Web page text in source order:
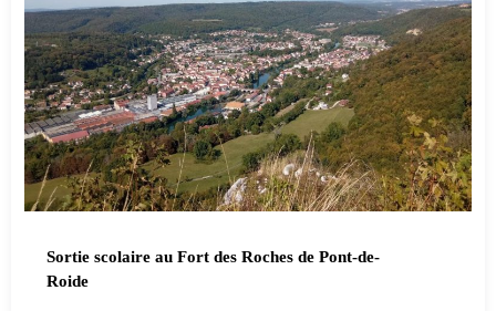
Sortie scolaire au Fort des Roches de Pont-de-
Roide